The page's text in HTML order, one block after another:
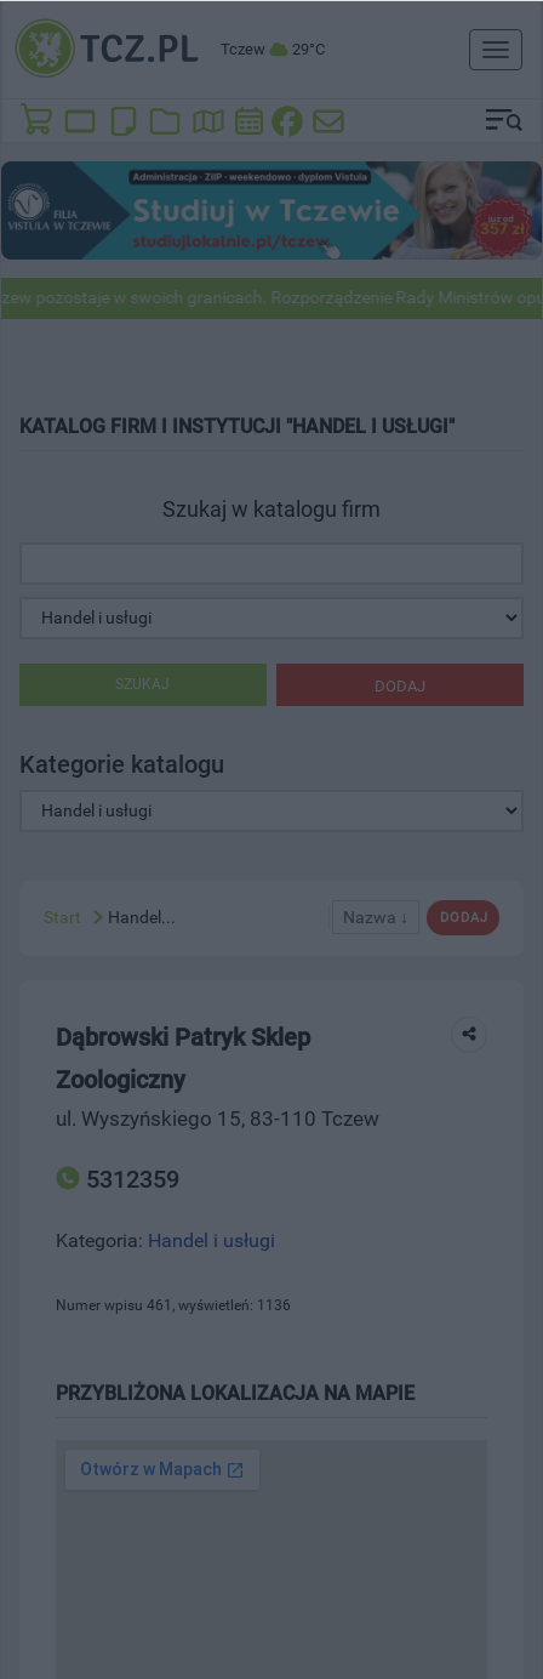
Tczew 29°C
Toggle
pozostaje w swoich granicach. Rozporządzenie Rady Ministrów
KATALOG FIRM I INSTYTUCJI "HANDEL I USŁUGI"
Szukaj w katalogu firm
DODAJ
SZUKAJ
Kategorie katalogu
DODAJ
Nazwa ↓
Start Handel...
Dąbrowski Patryk Sklep
Zoologiczny
ul. Wyszyńskiego 15, 83-110 Tczew
5312359
Kategoria: Handel i usługi
Numer wpisu 461, wyświetleń: 1136
PRZYBLIŻONA LOKALIZACJA NA MAPIE